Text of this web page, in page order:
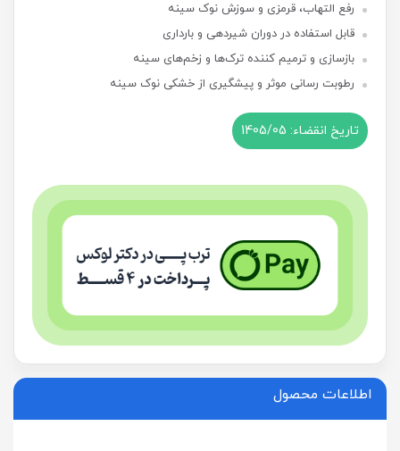
رفع التهاب، قرمزی و سوزش نوک سینه
قابل استفاده در دوران شیردهی و بارداری
بازسازی و ترمیم کننده ترک‌‌ها و زخم‌های سینه
رطوبت رسانی موثر و پیشگیری از خشکی نوک سینه
اطلاعات محصول